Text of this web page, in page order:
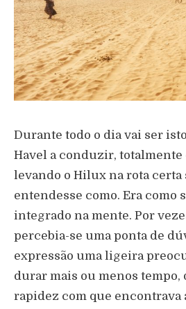
Durante todo o dia vai ser
Havel a conduzir, totalmente
levando o Hilux na rota
entendesse como. Era como
integrado na mente. Por
percebia-se uma ponta de
expressão uma ligeira
durar mais ou menos tempo,
rapidez com que